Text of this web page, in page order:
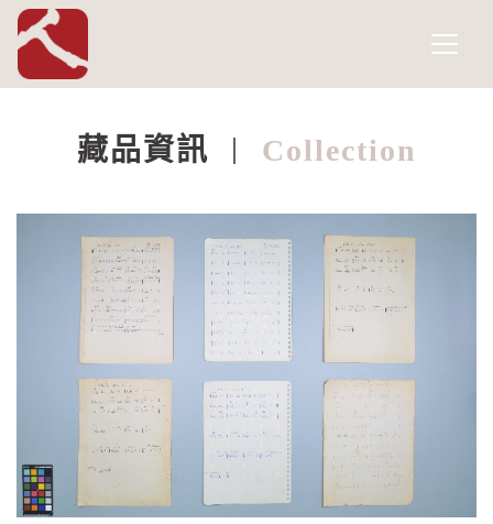
國家人權博物館
網頁導覽
藏品資訊 Collection